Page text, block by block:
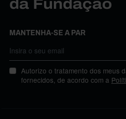
da Fundação
MANTENHA-SE A PAR
Autorizo o tratamento dos meus
fornecidos, de acordo com a